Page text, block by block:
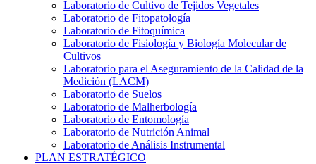
Laboratorio de Cultivo de Tejidos Vegetales
Laboratorio de Fitopatología
Laboratorio de Fitoquímica
Laboratorio de Fisiología y Biología Molecular de
Cultivos
Laboratorio para el Aseguramiento de la Calidad de la
Medición (LACM)
Laboratorio de Suelos
Laboratorio de Malherbología
Laboratorio de Entomología
Laboratorio de Nutrición Animal
Laboratorio de Análisis Instrumental
PLAN ESTRATÉGICO